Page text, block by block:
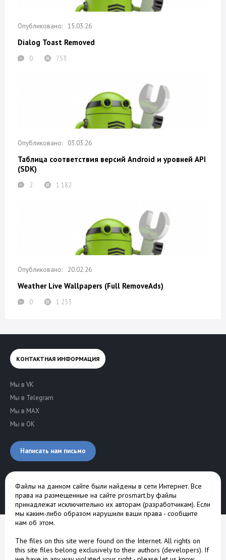
15.03.26
Dialog Toast Removed
0 753
03.03.26
Таблица соответствия версий Android и уровней API
(SDK)
2 1 182
20.02.26
Weather Live Wallpapers (Full RemoveAds)
0 1 253
КОНТАКТНАЯ ИНФОРМАЦИЯ
Мы в VK
Мы в Telegram
Мы в MAX
Мы в OK
Написать нам письмо
Файлы на данном сайте были найдены в сети Интернет. Все
права на размещенные на сайте prosmart.by файлы
принадлежат исключительно их авторам (разработчикам). Если
мы каким-либо образом нарушили ваши права - сообщите
нам об этом.
The files on this site were found on the Internet. All rights on
this site files belong exclusively to their authors (developers). If